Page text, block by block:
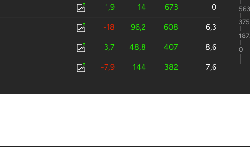
1,9 14 673 0
-18 96,2 608 6,3
3,7 48,8 407 8,6
-7,9 144 382 7,6
-9,6 16 183 -
0